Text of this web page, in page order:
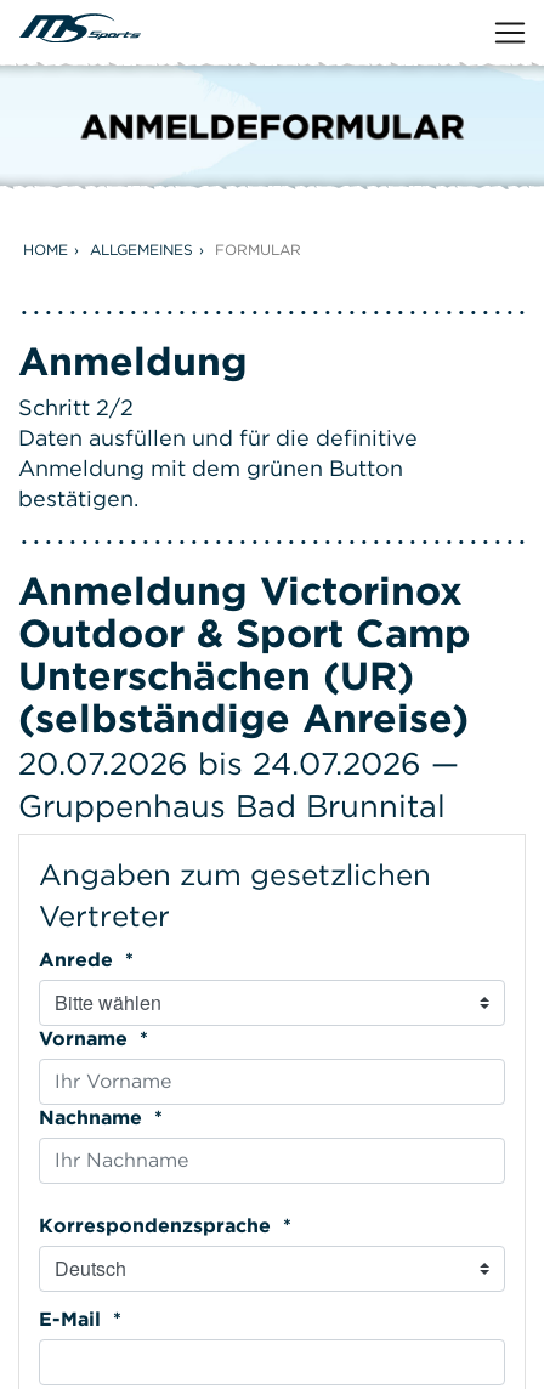
HOME ALLGEMEINES FORMULAR
Anmeldung
Schritt 2/2
Daten ausfüllen und für die definitive
Anmeldung mit dem grünen Button
bestätigen.
Anmeldung Victorinox
Outdoor & Sport Camp
Unterschächen (UR)
(selbständige Anreise)
20.07.2026 bis 24.07.2026 —
Gruppenhaus Bad Brunnital
Angaben zum gesetzlichen
Vertreter
Anrede *
Vorname *
Nachname *
Korrespondenzsprache *
E-Mail *